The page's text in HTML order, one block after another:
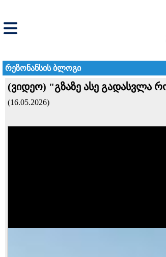
რეზონანსის ბლოგი
(ვიდეო) "გზაზე ასე გადასვლა
(16.05.2026)